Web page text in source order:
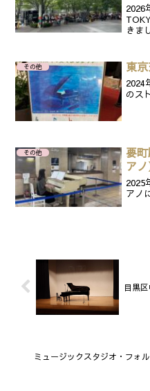
2026
きま
その他 東
2024
のス
その他
要
アノ
2025
アノ
目黒
ミュージックスタジオ・フォ